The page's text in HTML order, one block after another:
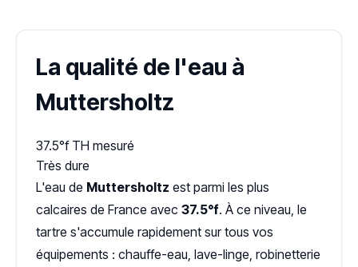
La qualité de l'eau à
Muttersholtz
37.5°f TH mesuré
Très dure
L'eau de Muttersholtz est parmi les plus
calcaires de France avec 37.5°f. À ce niveau, le
tartre s'accumule rapidement sur tous vos
équipements : chauffe-eau, lave-linge, robinetterie